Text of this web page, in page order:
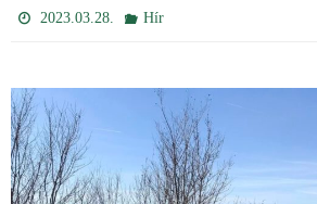
2023.03.28. Hír